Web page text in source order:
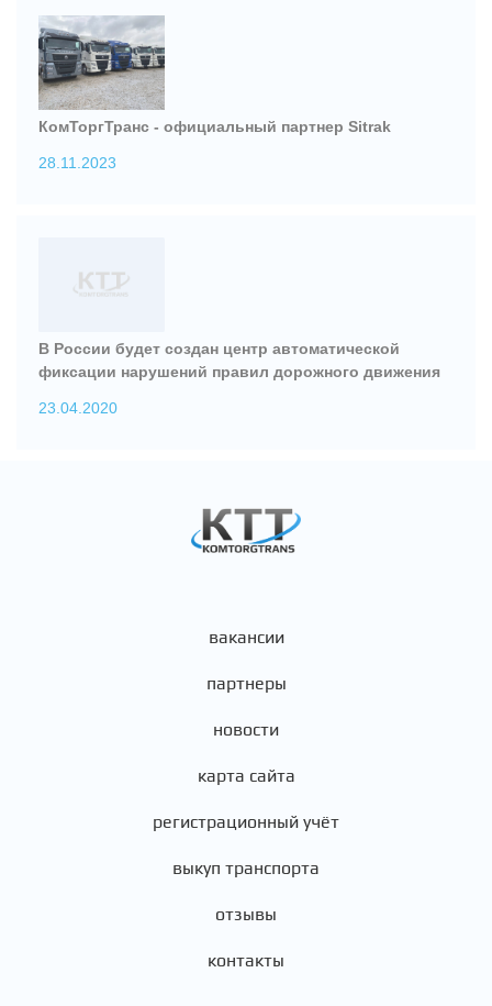
КомТоргТранс - официальный партнер Sitrak
28.11.2023
В России будет создан центр автоматической
фиксации нарушений правил дорожного движения
23.04.2020
вакансии
партнеры
новости
карта сайта
регистрационный учёт
выкуп транспорта
отзывы
контакты